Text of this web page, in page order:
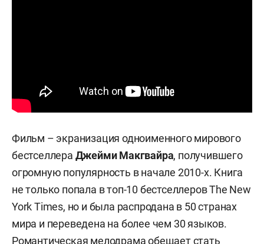
Фильм – экранизация одноименного мирового
бестселлера Джейми Макгвайра, получившего
огромную популярность в начале 2010-х. Книга
не только попала в топ-10 бестселлеров The New
York Times, но и была распродана в 50 странах
мира и переведена на более чем 30 языков.
Романтическая мелодрама обещает стать